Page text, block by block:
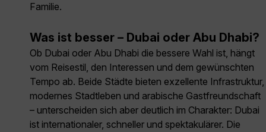
Familie.
Was ist besser – Dubai oder Abu Dhabi?
Ob Dubai oder Abu Dhabi die bessere Wahl ist, hängt
vom Reisestil, den Interessen und dem gewünschten
Tempo ab. Beide Städte bieten exzellente Infrastruktur,
modernes Stadtleben und arabische Gastfreundschaft
– unterscheiden sich aber deutlich im Charakter: Dubai
ist internationaler, schneller und spektakulärer. Die